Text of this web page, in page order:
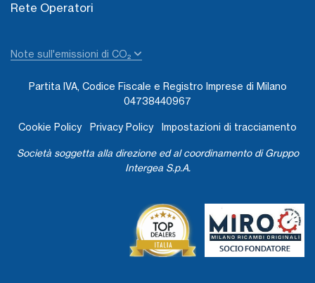
Rete Operatori
Note sull'emissioni di CO₂
Partita IVA, Codice Fiscale e Registro Imprese di Milano
04738440967
Cookie Policy Privacy Policy Impostazioni di tracciamento
Società soggetta alla direzione ed al coordinamento di Gruppo
Intergea S.p.A.